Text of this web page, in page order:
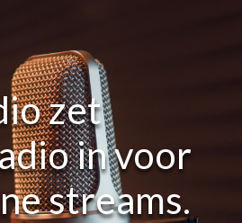
zet
in voor
streams.